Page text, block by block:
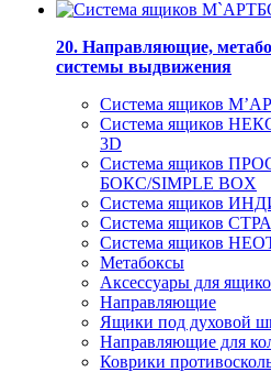
20. Направляющие,
системы выдвижения
Система ящиков
Система ящиков
3D
Система ящиков
БОКС/SIMPLE BOX
Система ящиков
Система ящиков
Система ящиков
Метабоксы
Аксессуары для
Направляющие
Ящики под духовой
Направляющие для
Коврики